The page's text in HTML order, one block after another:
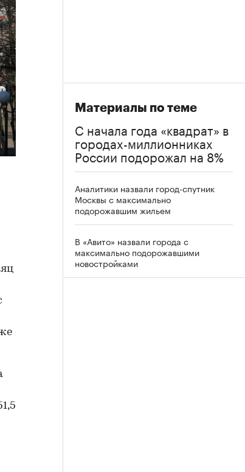
Материалы по теме
С начала года «квадрат» в
городах-миллионниках
России подорожал на 8%
Аналитики назвали город-спутник
Москвы с максимально
подорожавшим жильем
В «Авито» назвали города с
максимально подорожавшими
новостройками